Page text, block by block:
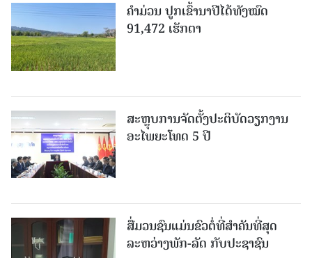
ຄໍາມ່ວນ ປູກເຂົ້ານາປີໄດ້ທັງໝົດ
91,472 ເຮັກຕາ
ສະຫຼຸບການຈັດຕັ້ງປະຕິບັດວຽກງານ
ອະໄພຍະໂທດ 5 ປີ
ສື່ມວນຊົນແມ່ນຂົວຕໍ່ທີ່ສໍາຄັນທີ່ສຸດ
ລະຫວ່າງພັກ-ລັດ ກັບປະຊາຊົນ